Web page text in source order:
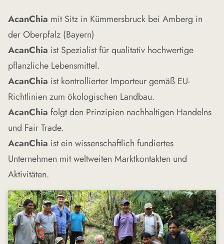
AcanChia mit Sitz in Kümmersbruck bei Amberg in
der Oberpfalz (Bayern)
AcanChia ist Spezialist für qualitativ hochwertige
pflanzliche Lebensmittel.
AcanChia ist kontrollierter Importeur gemäß EU-
Richtlinien zum ökologischen Landbau.
AcanChia folgt den Prinzipien nachhaltigen Handelns
und Fair Trade.
AcanChia ist ein wissenschaftlich fundiertes
Unternehmen mit weltweiten Marktkontakten und
Aktivitäten.